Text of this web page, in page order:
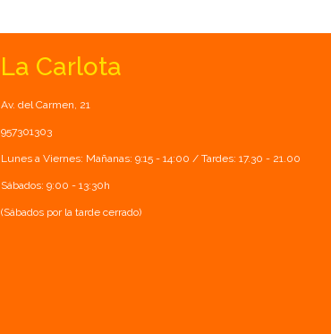
La Carlota
Av. del Carmen, 21
957301303
Lunes a Viernes: Mañanas: 9:15 - 14:00 / Tardes: 17.30 - 21.00
Sábados: 9:00 - 13:30h
(Sábados por la tarde cerrado)